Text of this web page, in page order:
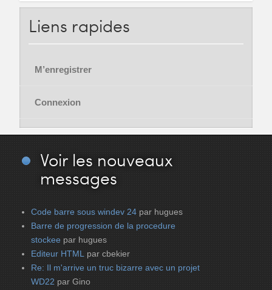
Liens rapides
M’enregistrer
Connexion
Voir les nouveaux
messages
Code barre sous windev 24 par hugues
Barre de progression de la procedure
stockee par hugues
Editeur HTML par cbekier
Re: Il m'arrive un truc bizarre avec un projet
WD22 par Gino